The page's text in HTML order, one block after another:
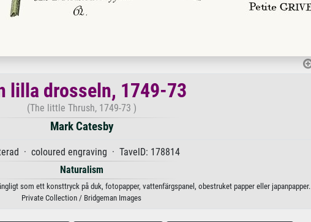
lilla drosseln, 1749-73
(The little Thrush, 1749-73 )
Mark Catesby
· coloured engraving · TavelD: 178814
Naturalism
som ett konsttryck på duk, fotopapper, vattenfärgspanel, obestruket papper eller japanpapper.
Private Collection / Bridgeman Images